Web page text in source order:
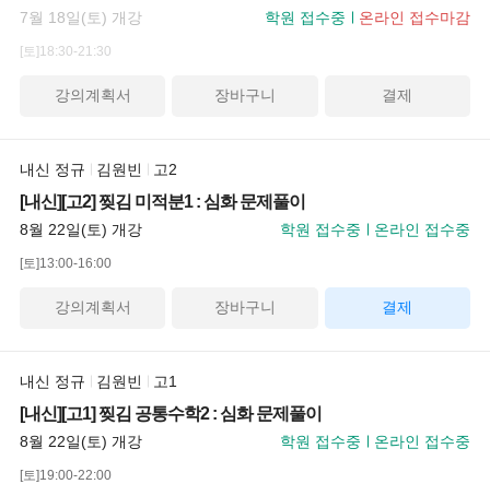
7월 18일(토) 개강 학원 접수중 온라인 접수마감
[토]18:30-21:30
강의계획서 장바구니 결제
내신 정규 김원빈 고2
[내신][고2] 찢김 미적분1 : 심화 문제풀이
8월 22일(토) 개강 학원 접수중 온라인 접수중
[토]13:00-16:00
강의계획서 장바구니 결제
내신 정규 김원빈 고1
[내신][고1] 찢김 공통수학2 : 심화 문제풀이
8월 22일(토) 개강 학원 접수중 온라인 접수중
[토]19:00-22:00